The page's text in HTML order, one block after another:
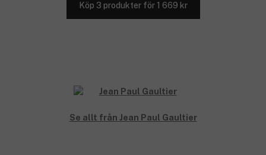
Köp 3 produkter för 1 669 kr
Se allt från Jean Paul Gaultier